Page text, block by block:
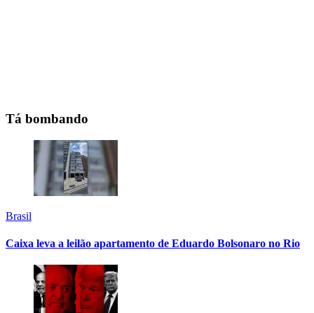
Tá bombando
Brasil
Caixa leva a leilão apartamento de Eduardo Bolsonaro no Rio